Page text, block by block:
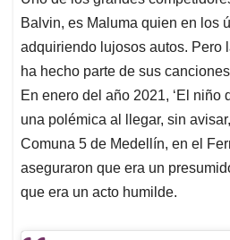
Balvin, es Maluma quien en los
adquiriendo lujosos autos. Pero
ha hecho parte de sus
En enero del año 2021, ‘El niño
una polémica al llegar, sin
Comuna 5 de Medellín, en el
aseguraron que era un
que era un acto humilde.